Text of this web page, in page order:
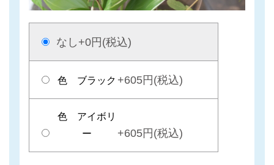
なし +0円(税込)
色 ブラック +605円(税込)
色 アイボリ
ー
+605円(税込)